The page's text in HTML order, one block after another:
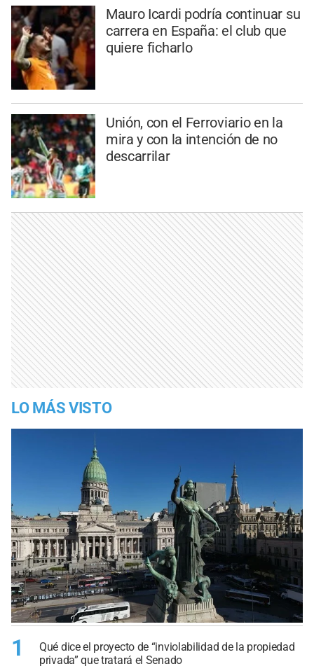
Mauro Icardi podría continuar su
carrera en España: el club que
quiere ficharlo
Unión, con el Ferroviario en la
mira y con la intención de no
descarrilar
LO MÁS VISTO
1
Qué dice el proyecto de “inviolabilidad de la propiedad
privada” que tratará el Senado